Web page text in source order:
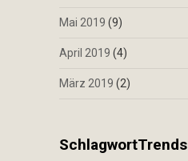
Mai 2019 (9)
April 2019 (4)
März 2019 (2)
SchlagwortTrends